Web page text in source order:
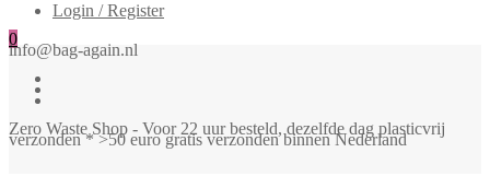
Login / Register
0
info@bag-again.nl
Zero Waste Shop - Voor 22 uur besteld, dezelfde dag plasticvrij
verzonden * >50 euro gratis verzonden binnen Nederland